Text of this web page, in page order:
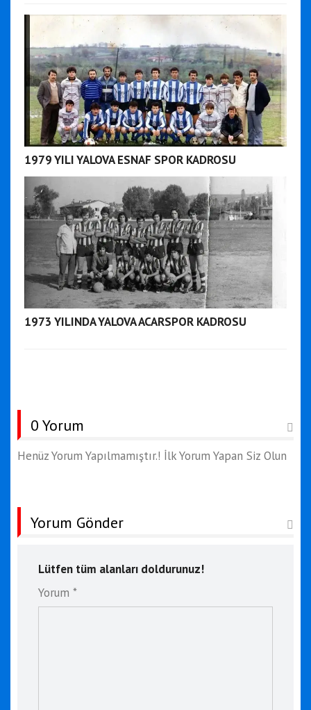
1979 YILI YALOVA ESNAF SPOR KADROSU
1973 YILINDA YALOVA ACARSPOR KADROSU
0 Yorum
Henüz Yorum Yapılmamıştır.! İlk Yorum Yapan Siz Olun
Yorum Gönder
Lütfen tüm alanları doldurunuz!
Yorum *